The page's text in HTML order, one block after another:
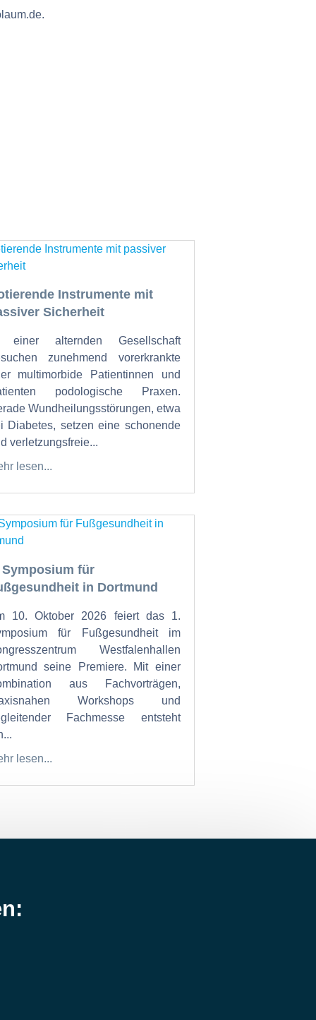
Instrumente mit
Sicherheit
einer alternden Gesellschaft
zunehmend vorerkrankte
multimorbide Patientinnen und
podologische Praxen.
Wundheilungsstörungen, etwa
Diabetes, setzen eine schonende
verletzungsfreie...
lesen...
Symposium für
in Dortmund
10. Oktober 2026 feiert das 1.
für Fußgesundheit im
Westfalenhallen
seine Premiere. Mit einer
aus Fachvorträgen,
Workshops und
Fachmesse entsteht
lesen...